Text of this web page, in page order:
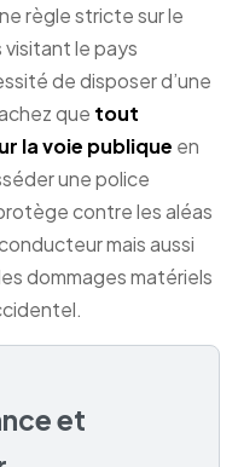
règle stricte sur le
le pays
de disposer d’une
que tout
la voie publique en
une police
contre les aléas
mais aussi
dommages matériels
et